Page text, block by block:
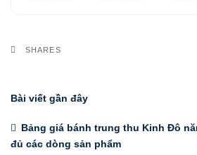
SHARES
Bài viết gần đây
Bảng giá bánh trung thu Kinh Đô
đủ các dòng sản phẩm